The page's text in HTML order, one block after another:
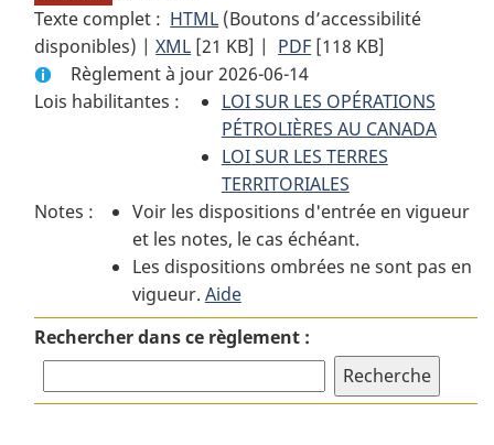
Texte complet : HTML Texte
complet
:
Décret
soustrayant
à
l’aliénation
le
passage
Polar
Bear
(Boutons d’accessibilité
disponibles) |XML Texte
complet
Décret
soustrayant
l’aliénation
le
passage
Polar
Bear
[21 KB] | PDF Texte
:
Décret
soustrayant
à
l’aliénation
le
passage
Bear
[118 KB]
Règlement à jour 2026-06-14
Lois habilitantes :
LOI SUR LES OPÉRATIONS
PÉTROLIÈRES AU CANADA
LOI SUR LES TERRES
TERRITORIALES
Notes :
Voir les dispositions d'entrée en vigueur
et les notes, le cas échéant.
Les dispositions ombrées ne sont pas en
vigueur. Aide
Rechercher dans ce règlement :